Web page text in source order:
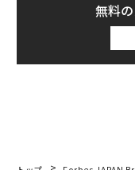
無料